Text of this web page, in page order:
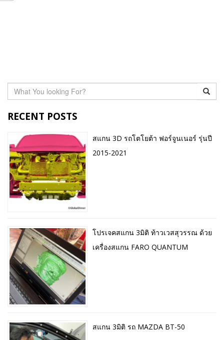
RECENT POSTS
สแกน 3D รถโตโยต้า ฟอร์จูนเนอร์ รุ่นปี
2015-2021
โปรเจคสแกน 3มิติ ท้าวเวสสุวรรณ ด้วย
เครื่องสแกน FARO QUANTUM
สแกน 3มิติ รถ MAZDA BT-50